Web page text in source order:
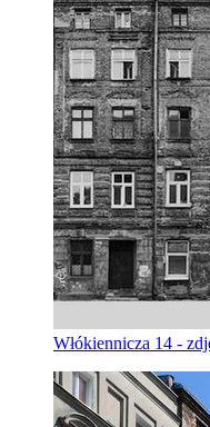
Włókiennicza 14 -